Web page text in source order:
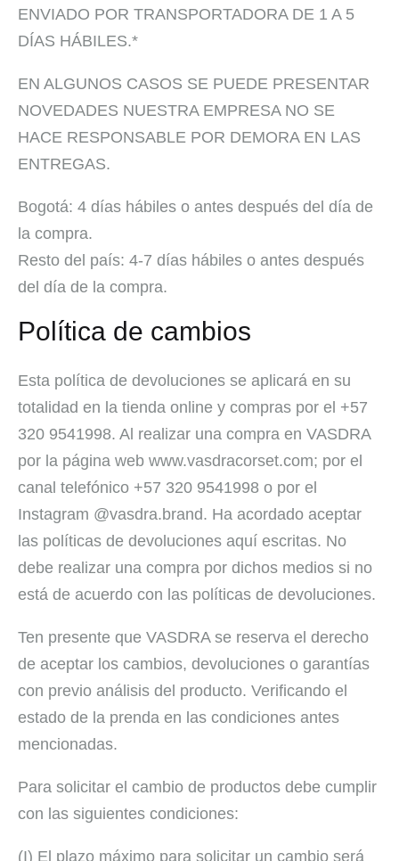
ENVIADO POR TRANSPORTADORA DE 1 A 5
DÍAS HÁBILES.*
EN ALGUNOS CASOS SE PUEDE PRESENTAR
NOVEDADES NUESTRA EMPRESA NO SE
HACE RESPONSABLE POR DEMORA EN LAS
ENTREGAS.
Bogotá: 4 días hábiles o antes después del día de
la compra.
Resto del país: 4-7 días hábiles o antes después
del día de la compra.
Política de cambios
Esta política de devoluciones se aplicará en su
totalidad en la tienda online y compras por el +57
320 9541998. Al realizar una compra en VASDRA
por la página web www.vasdracorset.com; por el
canal telefónico +57 320 9541998 o por el
Instagram @vasdra.brand. Ha acordado aceptar
las políticas de devoluciones aquí escritas. No
debe realizar una compra por dichos medios si no
está de acuerdo con las políticas de devoluciones.
Ten presente que VASDRA se reserva el derecho
de aceptar los cambios, devoluciones o garantías
con previo análisis del producto. Verificando el
estado de la prenda en las condiciones antes
mencionadas.
Para solicitar el cambio de productos debe cumplir
con las siguientes condiciones:
(I) El plazo máximo para solicitar un cambio será